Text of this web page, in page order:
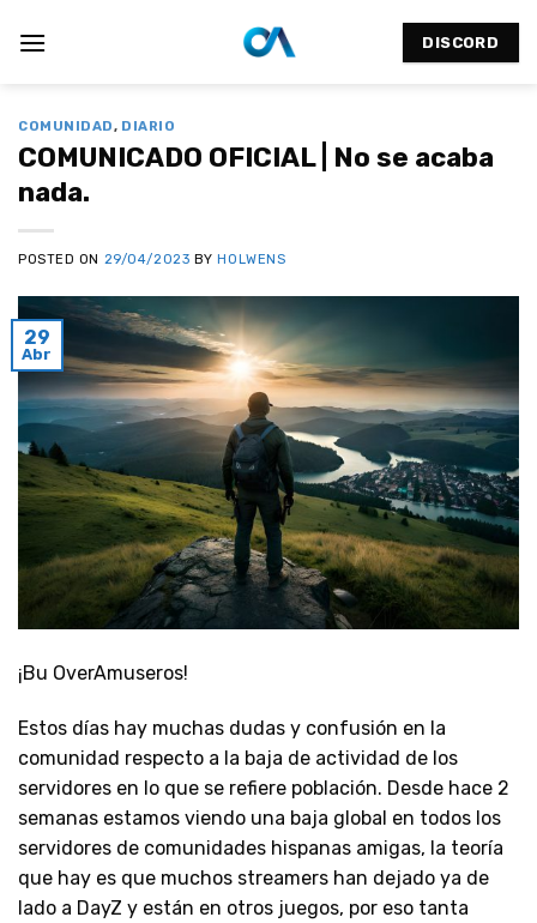
DISCORD
COMUNIDAD, DIARIO
COMUNICADO OFICIAL | No se acaba
nada.
POSTED ON 29/04/2023 BYHOLWENS
29
Abr
¡Bu OverAmuseros!
Estos días hay muchas dudas y confusión en la
comunidad respecto a la baja de actividad de los
servidores en lo que se refiere población. Desde hace 2
semanas estamos viendo una baja global en todos los
servidores de comunidades hispanas amigas, la teoría
que hay es que muchos streamers han dejado ya de
lado a DayZ y están en otros juegos, por eso tanta